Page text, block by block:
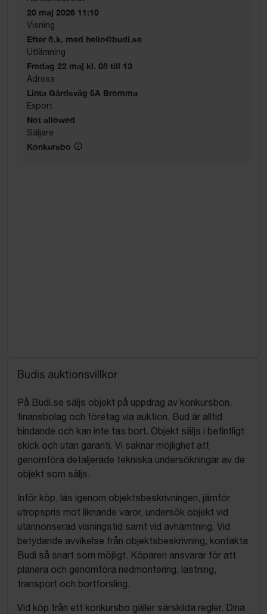
20 maj 2026 11:10
Visning
Efter ö.k. med hello@budi.se
Utlämning
Fredag 22 maj kl. 08 till 13
Adress
Linta Gårdsväg 5A Bromma
Export
Not allowed
Säljare
Konkursbo
Budis auktionsvillkor
På Budi.se säljs objekt på uppdrag av konkursbon,
finansbolag och företag via auktion. Bud är alltid
bindande och kan inte tas bort. Objekt säljs i befintligt
skick och utan garanti. Vi saknar möjlighet att
genomföra detaljerade tekniska undersökningar av de
objekt som säljs.
Inför köp, läs igenom objektsbeskrivningen, jämför
utropspris mot liknande varor, undersök objekt vid
utannonserad visningstid samt vid avhämtning. Vid
betydande avvikelse från objektsbeskrivning, kontakta
Budi så snart som möjligt. Köparen ansvarar för att
planera och genomföra nedmontering, lastning,
transport och bortforsling.
Vid köp från ett konkursbo gäller särskilda regler. Dina